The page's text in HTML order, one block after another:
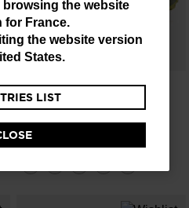
the website
for France.
the website version
States.
LIST
HOMME
Prix réduit de
130,00 €